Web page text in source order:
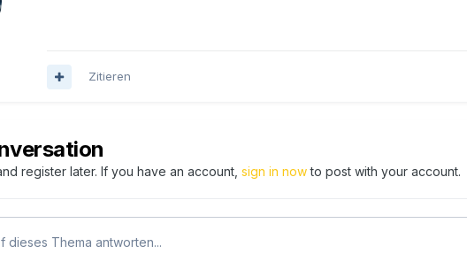
Zitieren
register later. If you have an account, sign in nowto post with your account.
dieses Thema antworten...